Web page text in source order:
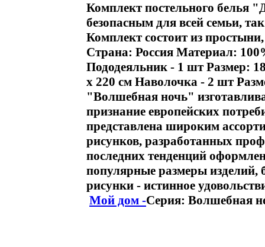
Комплект постельного белья
безопасным для всей семьи,
Комплект состоит из
Страна: Россия Материал:
Пододеяльник - 1 шт Размер:
х 220 см Наволочка - 2 шт
"Волшебная ночь"
признание европейских
представлена широким
рисунков, разработанных
последних тенденций
популярные размеры
рисунки - истинное
Мой дом -Серия: Волшебная